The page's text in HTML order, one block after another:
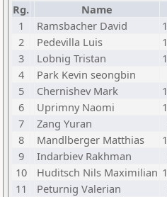
Rg. Name
1
Ramsbacher David
2
Pedevilla Luis
3
Lobnig Tristan
4
Park Kevin seongbin
5
Chernishev Mark
6
Uprimny Naomi
7
Zang Yuran
8
Mandlberger Matthias
9
Indarbiev Rakhman
10
Huditsch Nils Maximilian
11
Peturnig Valerian